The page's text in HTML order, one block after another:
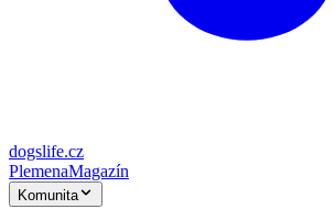
dogslife.cz
PlemenaMagazín
Komunita